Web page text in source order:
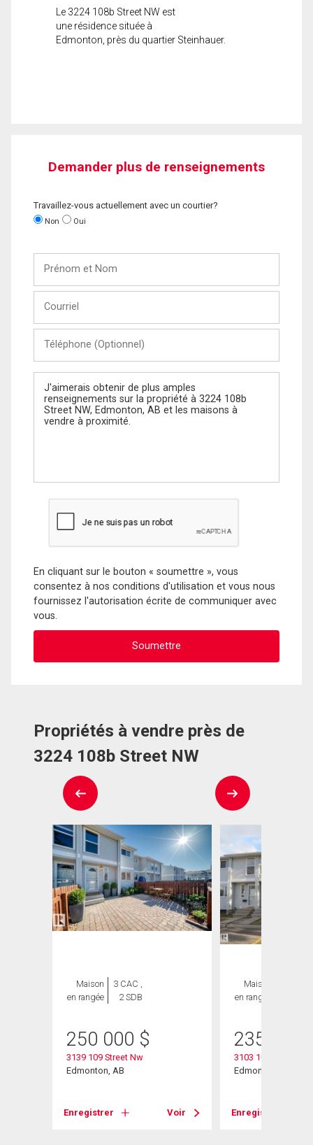
Le 3224 108b Street NW est
une résidence située à
Edmonton, près du quartier Steinhauer.
Demander plus de renseignements
Travaillez-vous actuellement avec un courtier?
Non Oui
Nom
(Optionnel)
Message
En cliquant sur le bouton « soumettre », vous
consentez à nos conditions d'utilisation et vous nous
fournissez l'autorisation écrite de communiquer avec
vous.
Propriétés à vendre près de
3224 108b Street NW
Maison
en rangée
3 CAC ,
2 SDB
250 000 $
3139 109 Street Nw
Edmonton, AB
Enregistrer Voir
Maison
en rangée
235 000
3103 109 Street
Edmonton, AB
Enregistrer